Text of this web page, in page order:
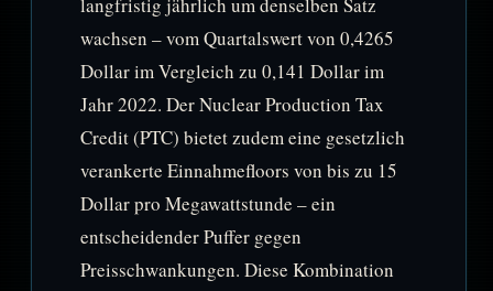
wachsen – vom Quartalswert von 0,4265
Dollar im Vergleich zu 0,141 Dollar im
Jahr 2022. Der Nuclear Production Tax
Credit (PTC) bietet zudem eine gesetzlich
verankerte Einnahmefloors von bis zu 15
Dollar pro Megawattstunde – ein
entscheidender Puffer gegen
Preisschwankungen. Diese Kombination